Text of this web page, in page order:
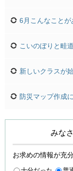
6月こんなことが
こいのぼりと畦
新しいクラスが
防災マップ作成
みな
お求めの情報が充